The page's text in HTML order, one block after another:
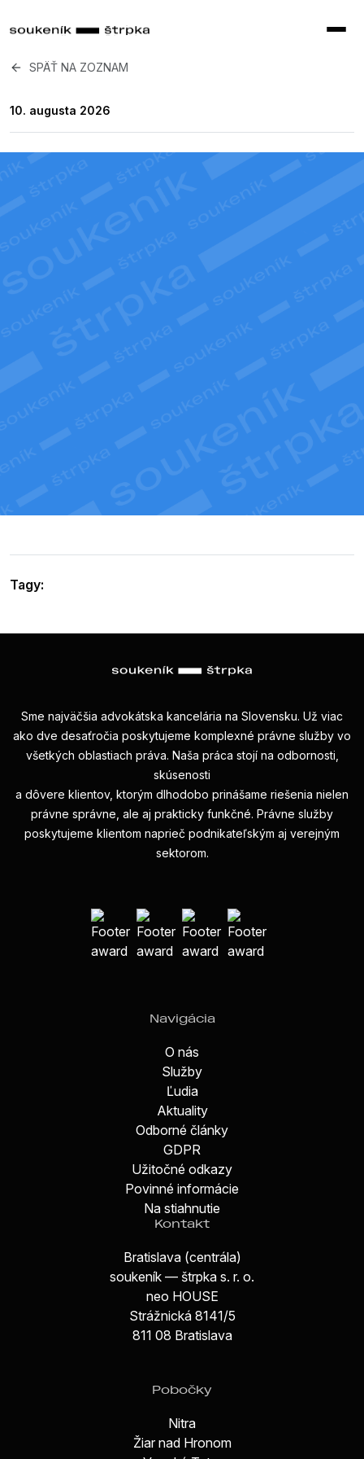
SPÄŤ NA ZOZNAM
10. augusta 2026
Tagy:
Sme najväčšia advokátska kancelária na Slovensku. Už viac
ako dve desaťročia poskytujeme komplexné právne služby vo
všetkých oblastiach práva. Naša práca stojí na odbornosti,
skúsenosti
a dôvere klientov, ktorým dlhodobo prinášame riešenia nielen
právne správne, ale aj prakticky funkčné. Právne služby
poskytujeme klientom naprieč podnikateľským aj verejným
sektorom.
Navigácia
O nás
Služby
Ľudia
Aktuality
Odborné články
GDPR
Užitočné odkazy
Povinné informácie
Na stiahnutie
Kontakt
Bratislava (centrála)
soukeník — štrpka s. r. o.
neo HOUSE
Strážnická 8141/5
811 08 Bratislava
Pobočky
Nitra
Žiar nad Hronom